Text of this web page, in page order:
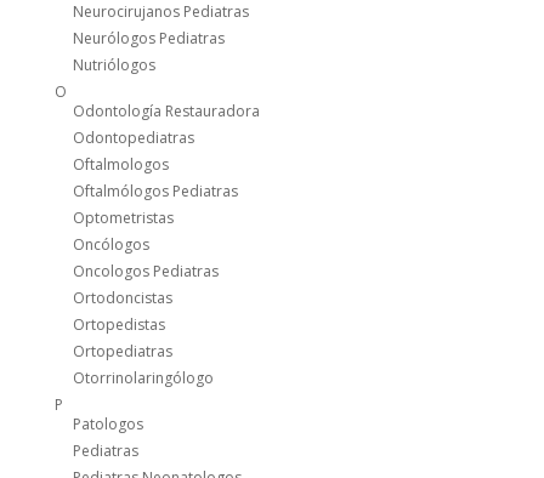
Neurocirujanos Pediatras
Neurólogos Pediatras
Nutriólogos
O
Odontología Restauradora
Odontopediatras
Oftalmologos
Oftalmólogos Pediatras
Optometristas
Oncólogos
Oncologos Pediatras
Ortodoncistas
Ortopedistas
Ortopediatras
Otorrinolaringólogo
P
Patologos
Pediatras